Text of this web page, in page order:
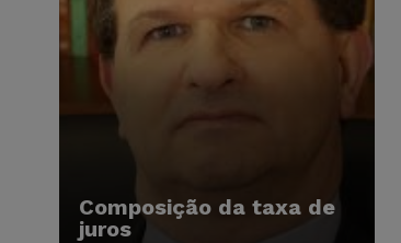
Composição da taxa de
juros